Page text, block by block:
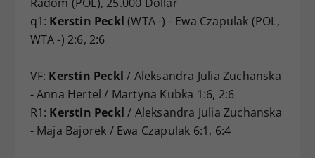
q1: Kerstin Peckl (WTA -) - Ewa Czapulak (POL,
WTA -) 2:6, 2:6
VF: Kerstin Peckl / Aleksandra Julia Zuchanska
- Anna Hertel / Martyna Kubka 1:6, 2:6
R1: Kerstin Peckl / Aleksandra Julia Zuchanska
- Maja Bajorek / Ewa Czapulak 6:1, 6:4